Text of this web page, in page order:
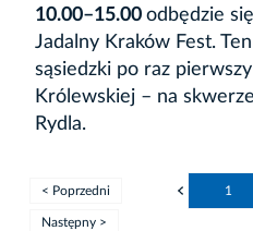
10.00–15.00 odbędzie
Jadalny Kraków Fest.
sąsiedzki po raz
Królewskiej – na
Rydla.
< Poprzedni 1
Następny >